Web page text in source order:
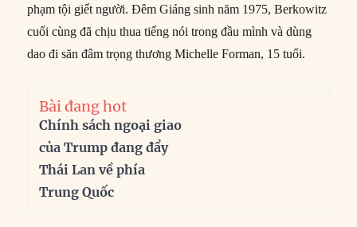
phạm tội giết người. Đêm Giáng sinh năm 1975, Berkowitz
cuối cùng đã chịu thua tiếng nói trong đầu mình và dùng
dao đi săn đâm trọng thương Michelle Forman, 15 tuổi.
Bài đang hot
Chính sách ngoại giao
của Trump đang đẩy
Thái Lan về phía
Trung Quốc